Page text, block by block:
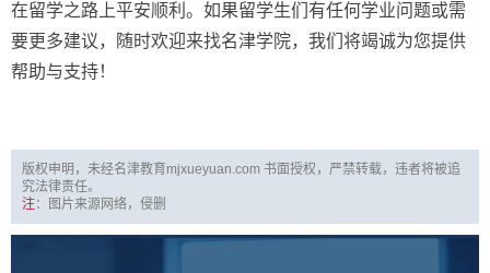
在留学之路上平安顺利。如果留学生们有任何学业问题或需
要更多建议，随时欢迎来找名津学院，我们将竭诚为您提供
帮助与支持！
版权申明，未经名津教育mjxueyuan.com 书面授权，严禁转载，违者将被追
究法律责任。
注：图片来源网络，侵删